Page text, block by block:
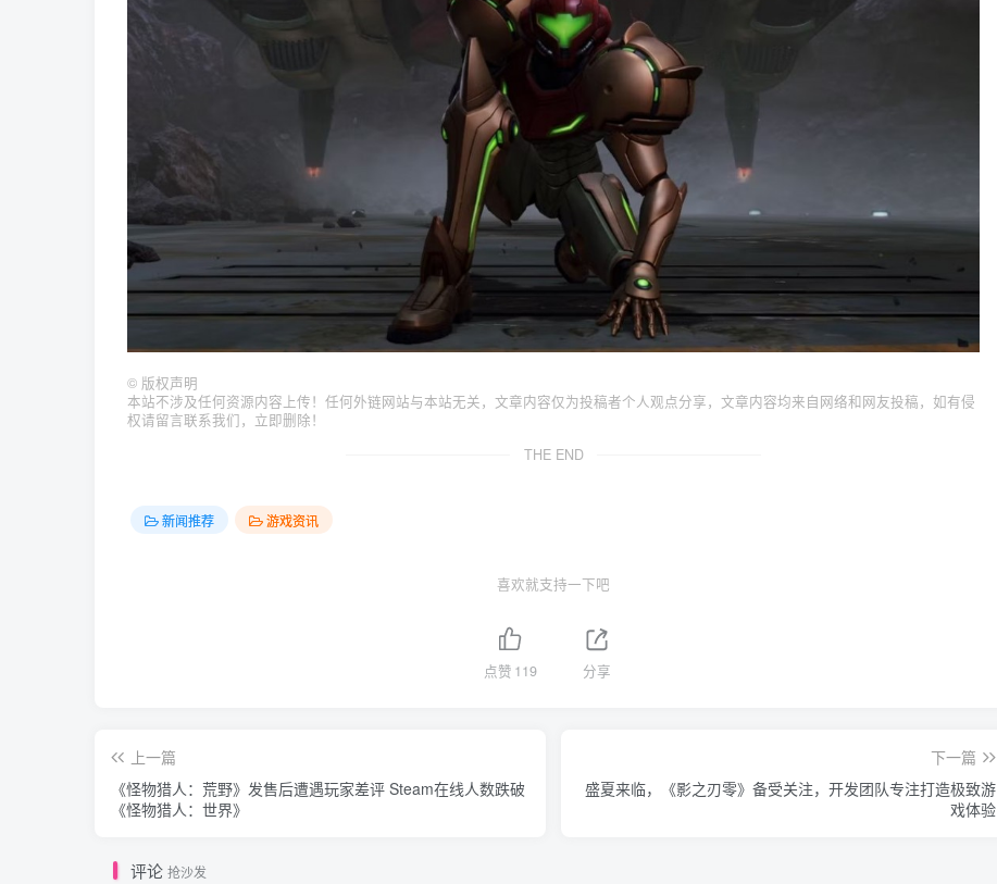
© 版权声明
本站不涉及任何资源内容上传！任何外链网站与本站无关，文章内容仅为投稿者个人观点分享，文章内容均来自网络和网友投稿，如有侵
权请留言联系我们，立即删除！
THE END
新闻推荐 游戏资讯
喜欢就支持一下吧
点赞 119 分享
上一篇
《怪物猎人：荒野》发售后遭遇玩家差评 Steam在线人数跌破
《怪物猎人：世界》
下一篇
盛夏来临，《影之刃零》备受关注，开发团队专注打造极致游
戏体验
评论 抢沙发